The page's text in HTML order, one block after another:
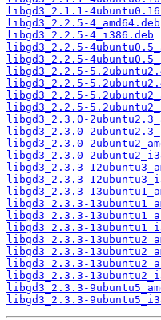
libgd3_2.1.1-
libgd3_2.2.5-4_amd64.deb
libgd3_2.2.5-4_i386.deb
libgd3_2.2.5-
libgd3_2.2.5-
libgd3_2.2.5-
libgd3_2.2.5-
libgd3_2.2.5-
libgd3_2.2.5-
libgd3_2.3.0-
libgd3_2.3.0-
libgd3_2.3.0-
libgd3_2.3.0-
libgd3_2.3.3-
libgd3_2.3.3-
libgd3_2.3.3-
libgd3_2.3.3-
libgd3_2.3.3-
libgd3_2.3.3-
libgd3_2.3.3-
libgd3_2.3.3-
libgd3_2.3.3-
libgd3_2.3.3-
libgd3_2.3.3-
libgd3_2.3.3-